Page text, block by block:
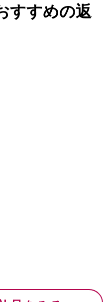
きます。山中湖の周辺に
お花畑、ハイキングコー
力ある観光施設や宿泊施
の湖」としても知られ、
で白鳥を観察すること
れた山中湖は、野鳥の宝
内では50種以上の野鳥
ウォッチングの場所と
すすめの返